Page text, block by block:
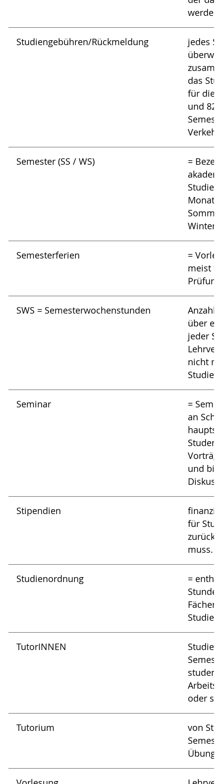
werden
Studiengebühren/Rückmeldung
jedes
das
für die
und
Semester (SS / WS)
=
Semesterferien
=
meist
SWS = Semesterwochenstunden
Anzahl
über
jeder
nicht
Seminar
=
an
und
Stipendien
für
muss.
Studienordnung
=
TutorINNEN
oder
Tutorium
von